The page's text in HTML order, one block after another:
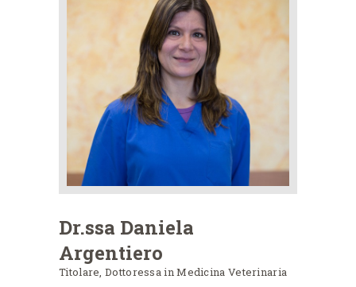
STAFF
SERVIZI
PREVENZIONE
CONTATTI
PRIVACY
TERMINI E CONDIZIONI
Dr.ssa Daniela
Argentiero
Titolare, Dottoressa in Medicina Veterinaria